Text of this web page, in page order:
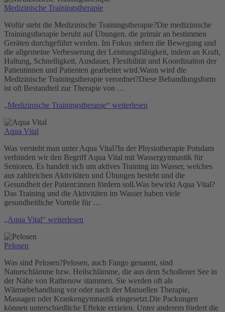
Medizinische Trainingstherapie
Wofür steht die Medizinische Trainingstherapie?Die medizinische
Trainingstherapie beruht auf Übungen, die primär an bestimmen
Geräten durchgeführt werden. Im Fokus stehen die Bewegung und
die allgemeine Verbesserung der Leistungsfähigkeit, indem an Kraft,
Haltung, Schnelligkeit, Ausdauer, Flexibilität und Koordination der
Patientinnen und Patienten gearbeitet wird.Wann wird die
Medizinische Trainingstherapie verordnet?Diese Behandlungsform
ist oft Bestandteil zur Therapie von …
„Medizinische Trainingstherapie“ weiterlesen
Aqua Vital
Was versteht man unter Aqua Vital?In der Physiotherapie Potsdam
verbinden wir den Begriff Aqua Vital mit Wassergymnastik für
Senioren. Es handelt sich um aktives Training im Wasser, welches
aus zahlreichen Aktivitäten und Übungen besteht und die
Gesundheit der Patient:innen fördern soll.Was bewirkt Aqua Vital?
Das Training und die Aktivitäten im Wasser haben viele
gesundheitliche Vorteile für …
„Aqua Vital“ weiterlesen
Pelosen
Was sind Pelosen?Pelosen, auch Fango genannt, sind
Naturschlämme bzw. Heilschlämme, die aus dem Schollener See in
der Nähe von Rathenow stammen. Sie werden oft als
Wärmebehandlung vor oder nach der Manuellen Therapie,
Massagen oder Krankengymnastik eingesetzt.Die Packungen
können unterschiedliche Effekte erzielen. Unter anderem fördert die